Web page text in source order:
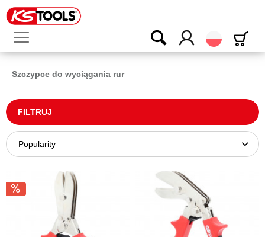
Polski
Szczypce do wyciągania rur
FILTRUJ